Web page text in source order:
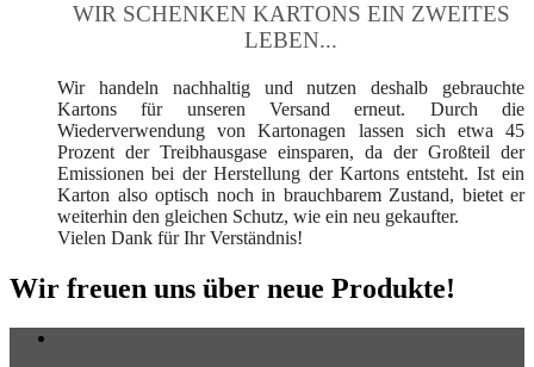
WIR SCHENKEN KARTONS EIN ZWEITES
LEBEN...
Wir handeln nachhaltig und nutzen deshalb gebrauchte
Kartons für unseren Versand erneut. Durch die
Wiederverwendung von Kartonagen lassen sich etwa 45
Prozent der Treibhausgase einsparen, da der Großteil der
Emissionen bei der Herstellung der Kartons entsteht. Ist ein
Karton also optisch noch in brauchbarem Zustand, bietet er
weiterhin den gleichen Schutz, wie ein neu gekaufter.
Vielen Dank für Ihr Verständnis!
Wir freuen uns über neue Produkte!